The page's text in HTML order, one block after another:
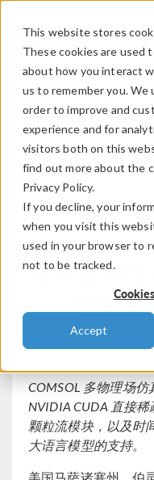
This website stores
These cookies are used
about how you interact
us to remember you.
order to improve and
experience and for
visitors both on this
find out more about the
Privacy Policy.
If you decline, your
when you visit this
used in your browser to
not to be tracked.
Accept
Press
COMSOL
版本全新发
NVIDIA
仿真
COMSOL 多物理场
NVIDIA CUDA 直接
颗粒流模块，以及时
大语言模型的支持。